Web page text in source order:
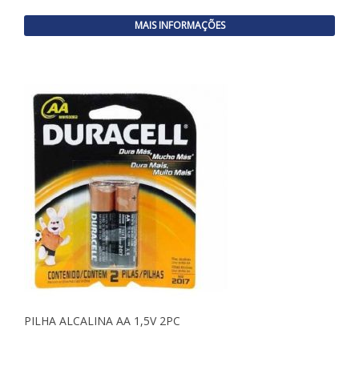
MAIS INFORMAÇÕES
PILHA ALCALINA AA 1,5V 2PC